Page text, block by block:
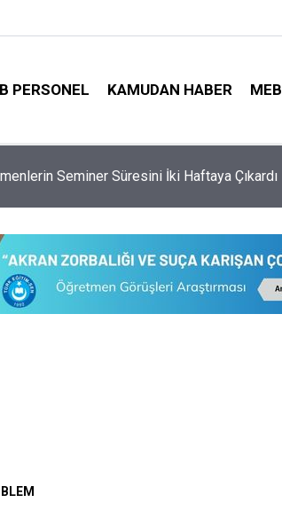
PERSONEL KAMUDAN HABER MEB
Seminer Süresini İki Haftaya Çıkardı